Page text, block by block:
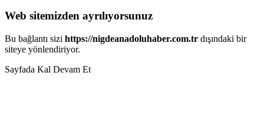
Web sitemizden ayrılıyorsunuz
Bu bağlantı sizi https://nigdeanadoluhaber.com.tr dışındaki bir
siteye yönlendiriyor.
Sayfada Kal Devam Et